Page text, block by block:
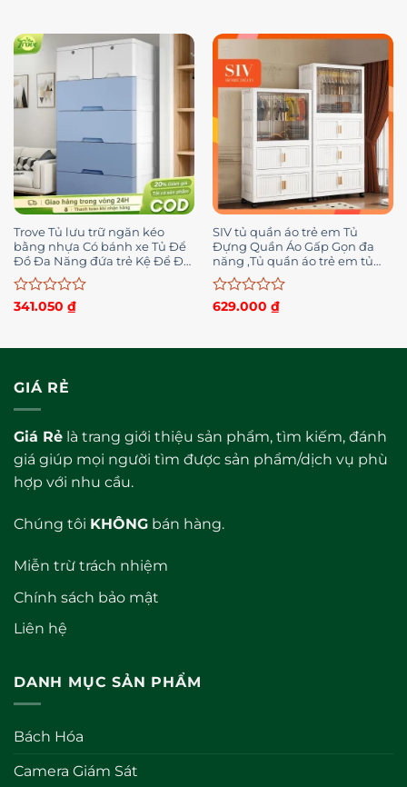
0
5
0
sao
Trove Tủ lưu trữ ngăn kéo
bằng nhựa Có bánh xe Tủ Để
Đồ Đa Năng đứa trẻ Kệ Để Đồ
Tiện Lợi Khóa
Được
0
341.050 ₫
SIV tủ quần áo trẻ em Tủ
Đựng Quần Áo Gấp Gọn đa
năng ,Tủ quần áo trẻ em tủ
nhựa có bánh xe 360°
Được
0
629.000 ₫
GIÁ RẺ
Giá Rẻ là trang giới thiệu sản phẩm, tìm kiếm, đánh
giá giúp mọi người tìm được sản phẩm/dịch vụ phù
hợp với nhu cầu.
Chúng tôi KHÔNG bán hàng.
Miễn trừ trách nhiệm
Chính sách bảo mật
Liên hệ
DANH MỤC SẢN PHẨM
Bách Hóa
Camera Giám Sát